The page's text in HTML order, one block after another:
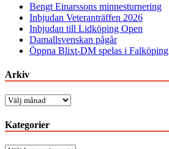
Bengt Einarssons minnesturnering
Inbjudan Veteranträffen 2026
Inbjudan till Lidköping Open
Damallsvenskan pågår
Öppna Blixt-DM spelas i Falköping
Arkiv
Arkiv
Kategorier